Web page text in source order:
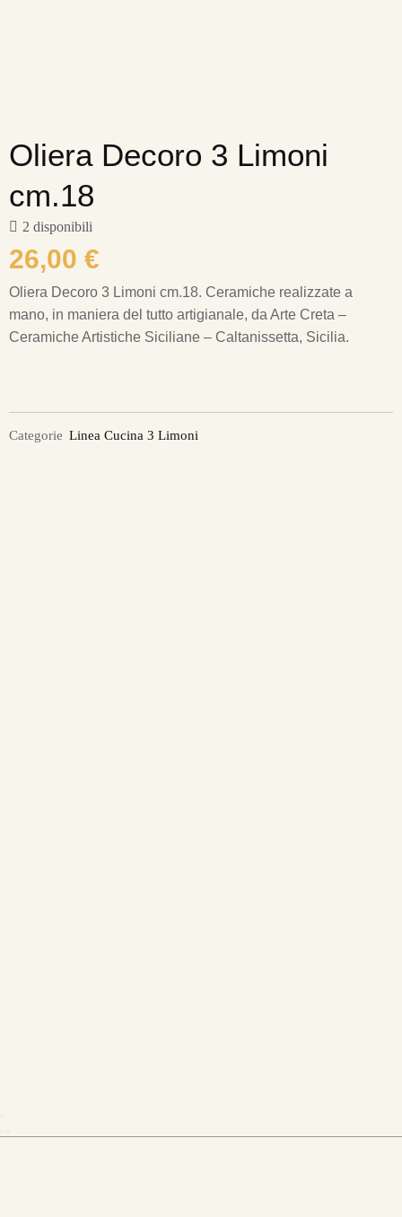
Oliera Decoro 3 Limoni
cm.18
2 disponibili
26,00 €
Oliera Decoro 3 Limoni cm.18. Ceramiche realizzate a
mano, in maniera del tutto artigianale, da Arte Creta –
Ceramiche Artistiche Siciliane – Caltanissetta, Sicilia.
Categorie Linea Cucina 3 Limoni